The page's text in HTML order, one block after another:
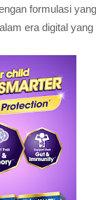
formulasi
era digital